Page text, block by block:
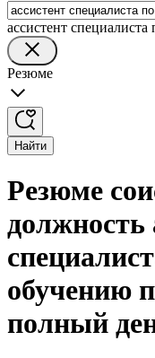
ассистент
Резюме
Найти
Резюме
должность
обучению
полный